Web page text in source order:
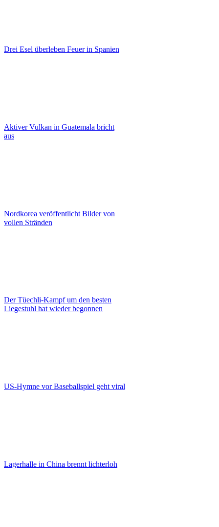
Drei Esel überleben Feuer in Spanien
Aktiver Vulkan in Guatemala bricht
aus
Nordkorea veröffentlicht Bilder von
vollen Stränden
Der Tüechli-Kampf um den besten
Liegestuhl hat wieder begonnen
US-Hymne vor Baseballspiel geht viral
Lagerhalle in China brennt lichterloh